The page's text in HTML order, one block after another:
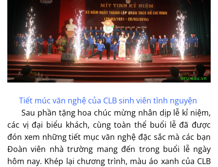
Tiết múc văn nghệ của CLB sinh viên tình nguyện
Sau phần tặng hoa chúc mừng nhân dịp lễ kỉ niệm,
các vị đại biểu khách, cùng toàn thể buổi lễ đã được
đón xem những tiết mục văn nghệ đặc sắc mà các bạn
Đoàn viên nhà trường mang đến trong buổi lễ ngày
hôm nay. Khép lại chương trình, màu áo xanh của CLB